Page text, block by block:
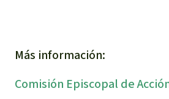
Más información:
Comisión Episcopal de